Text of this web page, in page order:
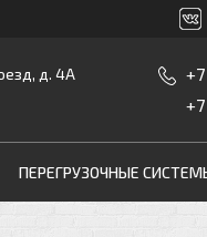
д. 4А
ПЕРЕГРУЗОЧНЫЕ